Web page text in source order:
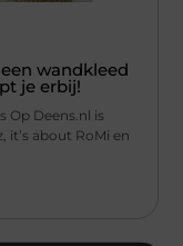
wandkleed
je erbij!
Op Deens.nl is
it’s about RoMi en